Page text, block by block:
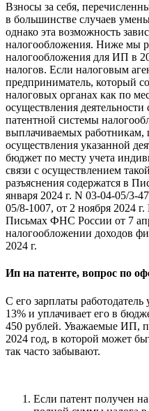
Взносы за себя,
в большинстве случаев
однако эта возможность
налогообложения. Ниже мы
налогообложения для ИП в
налогов. Если налоговым
предприниматель, который
налоговых органах как по
осуществления
патентной системы
выплачиваемых
осуществления указанной
бюджет по месту учета
связи с осуществлением
разъяснения содержатся в
января 2024 г. N 03-04-05/3-
05/8-1007, от 2 ноября 2024
Письмах ФНС России от 7
налогообложении доходов
2024 г.
Ип на патенте, вопрос по
С его зарплаты
13% и уплачивает его в
450 рублей. Уважаемые ИП,
2024 год, в которой может
так часто забывают.
Если патент получен